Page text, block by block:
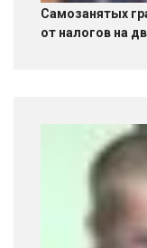
Самозанятых
от налогов на